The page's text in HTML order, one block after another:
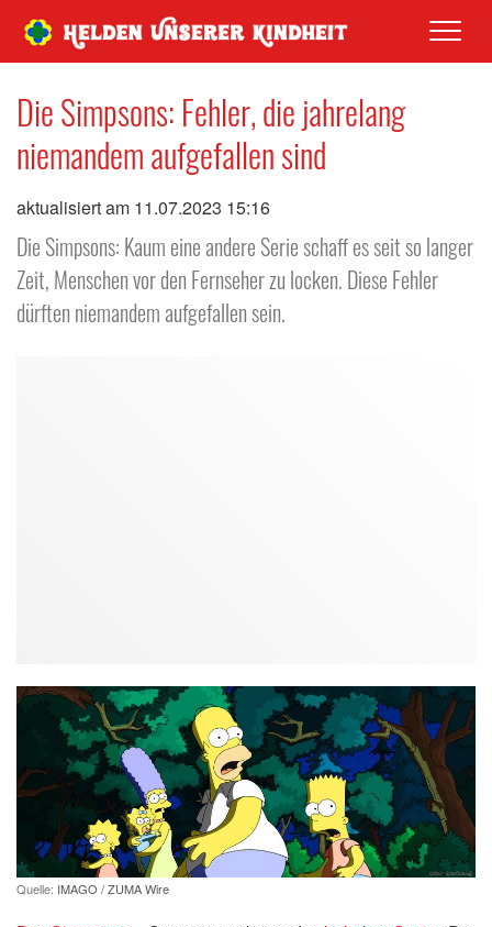
Die Simpsons: Fehler, die jahrelang
niemandem aufgefallen sind
aktualisiert am 11.07.2023 15:16
Die Simpsons: Kaum eine andere Serie schaff es seit so langer
Zeit, Menschen vor den Fernseher zu locken. Diese Fehler
dürften niemandem aufgefallen sein.
Quelle: IMAGO / ZUMA Wire